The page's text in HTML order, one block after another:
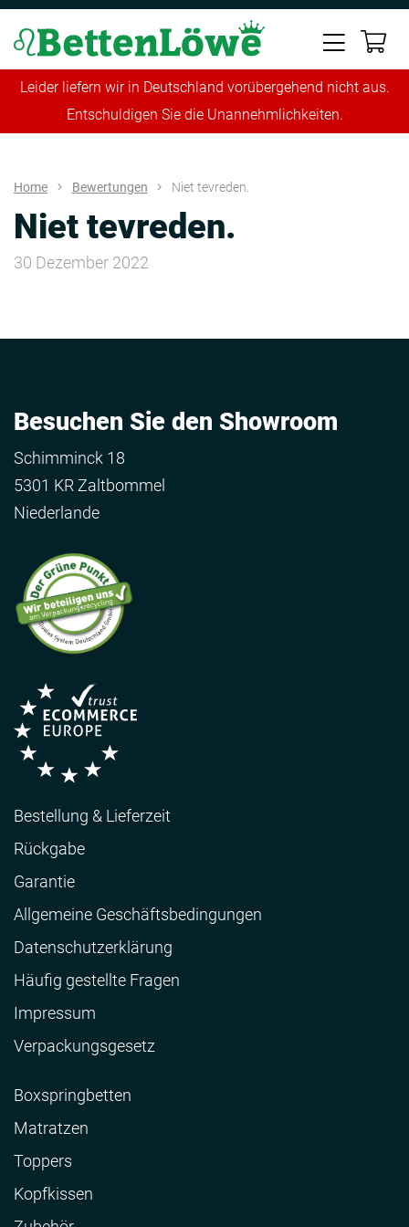
Leider liefern wir in Deutschland vorübergehend nicht aus.
Entschuldigen Sie die Unannehmlichkeiten.
Home Bewertungen Niet tevreden.
Niet tevreden.
30 Dezember 2022
Besuchen Sie den Showroom
Schimminck 18
5301 KR Zaltbommel
Niederlande
Bestellung & Lieferzeit
Rückgabe
Garantie
Allgemeine Geschäftsbedingungen
Datenschutzerklärung
Häufig gestellte Fragen
Impressum
Verpackungsgesetz
Boxspringbetten
Matratzen
Toppers
Kopfkissen